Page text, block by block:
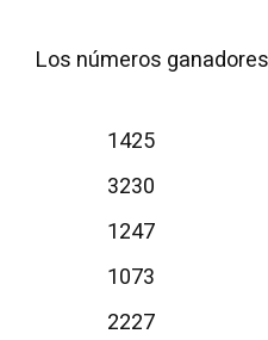
Los números
1425
3230
1247
1073
2227